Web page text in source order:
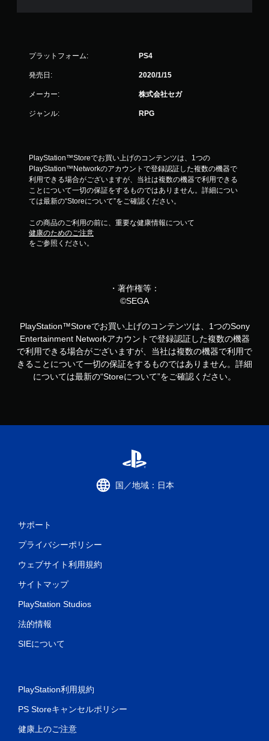
プラットフォーム: PS4
発売日: 2020/1/15
メーカー: 株式会社セガ
ジャンル: RPG
PlayStation™Storeでお買い上げのコンテンツは、1つの
PlayStation™Networkのアカウントで登録認証した複数の機器で
利用できる場合がございますが、当社は複数の機器で利用できる
ことについて一切の保証をするものではありません。詳細につい
ては最新の“Storeについて”をご確認ください。
この商品のご利用の前に、重要な健康情報について
健康のためのご注意
をご参照ください。
・著作権等：
©SEGA
PlayStation™Storeでお買い上げのコンテンツは、1つのSony
Entertainment Networkアカウントで登録認証した複数の機器
で利用できる場合がございますが、当社は複数の機器で利用で
きることについて一切の保証をするものではありません。詳細
については最新の“Storeについて”をご確認ください。
国／地域：日本
サポート
プライバシーポリシー
ウェブサイト利用規約
サイトマップ
PlayStation Studios
法的情報
SIEについて
PlayStation利用規約
PS Storeキャンセルポリシー
健康上のご注意